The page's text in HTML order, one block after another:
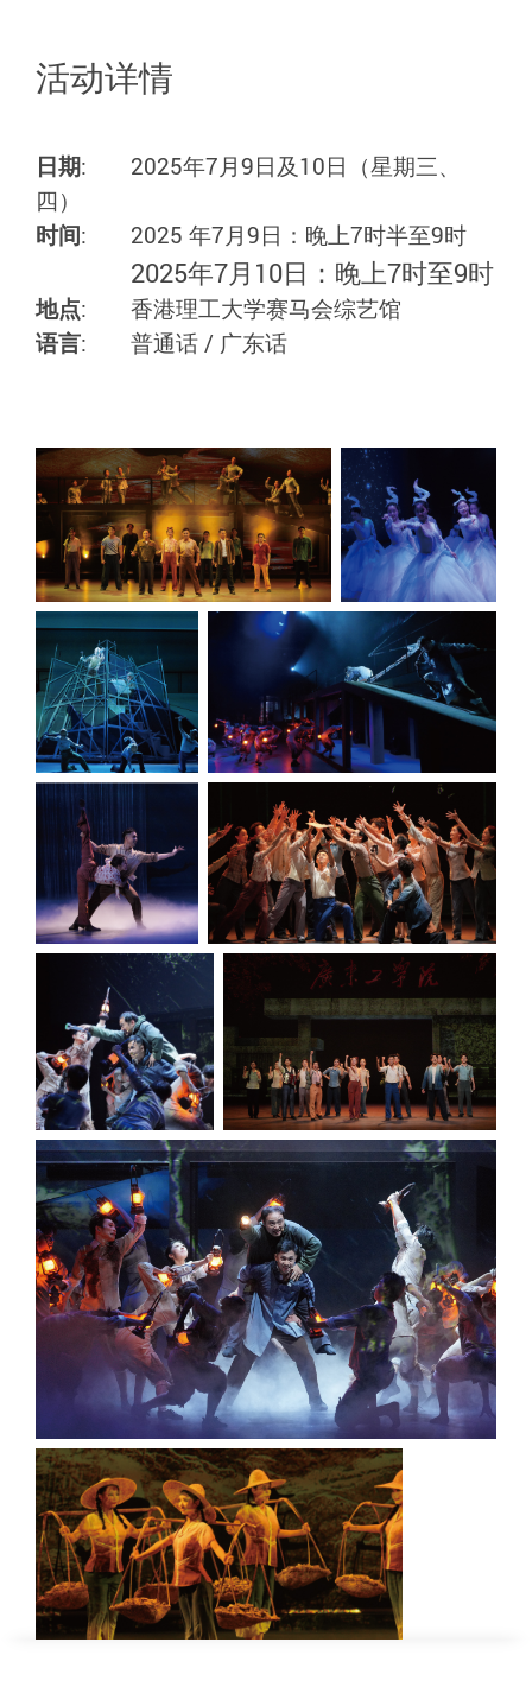
活动详情
日期:
2025年7月9日及10日（星期三、
四）
时间: 2025 年7月9日：晚上7时半至9时
2025年7月10日：晚上7时至9时
地点:
香港理工大学赛马会综艺馆
语言: 普通话 / 广东话